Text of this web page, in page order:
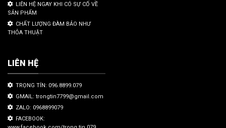
LIÊN HỆ NGAY KHI CÓ SỰ CỐ VỀ
SẢN PHẨM
CHẤT LƯỢNG ĐÀM BẢO NHƯ
THỎA THUẬT
LIÊN HỆ
TRỌNG TÍN: 096.8899.079
GMAIL: trongtin7799@gmail.com
ZALO: 0968899079
FACEBOOK: